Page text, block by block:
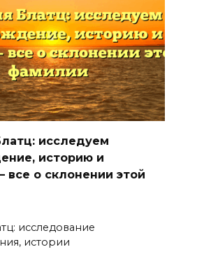
исследуем
историю и
все о склонении этой
исследование
истории